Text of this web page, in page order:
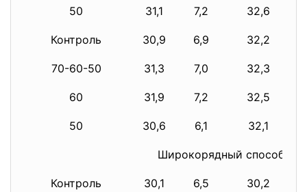
50 31,1 7,2 32,6
Контроль 30,9 6,9 32,2
70-60-50 31,3 7,0 32,3
60 31,9 7,2 32,5
50 30,6 6,1 32,1
Широкорядный способ
Контроль 30,1 6,5 30,2